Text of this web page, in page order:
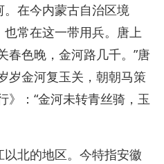
在今内蒙古自治区境
常在这一带用兵。唐上
春色晚，金河路几千。”唐
岁金河复玉关，朝朝马策
》：“金河未转青丝骑，玉
北的地区。今特指安徽